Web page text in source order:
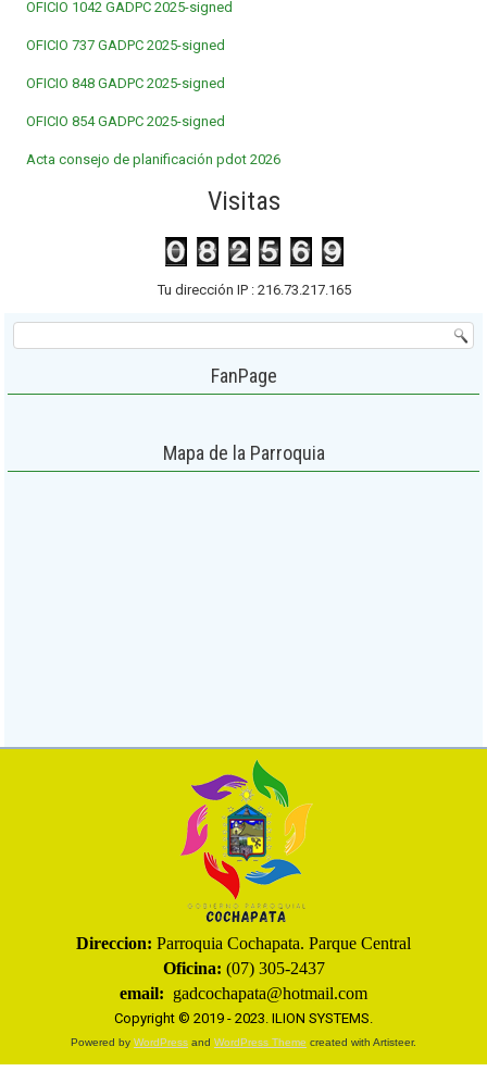
OFICIO 1042 GADPC 2025-signed
OFICIO 737 GADPC 2025-signed
OFICIO 848 GADPC 2025-signed
OFICIO 854 GADPC 2025-signed
Acta consejo de planificación pdot 2026
Visitas
Tu dirección IP : 216.73.217.165
FanPage
Mapa de la Parroquia
Direccion: Parroquia Cochapata. Parque Central
Oficina: (07) 305-2437
email: gadcochapata@hotmail.com
Copyright © 2019 - 2023. ILION SYSTEMS.
Powered by WordPress and WordPress Theme created with Artisteer.